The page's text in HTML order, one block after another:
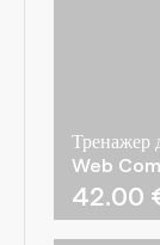
Тренажер
Web
42.00